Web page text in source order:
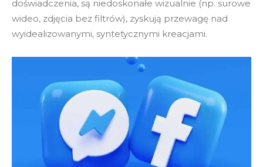
doświadczenia, są niedoskonałe wizualnie (np. surowe
wideo, zdjęcia bez filtrów), zyskują przewagę nad
wyidealizowanymi, syntetycznymi kreacjami.